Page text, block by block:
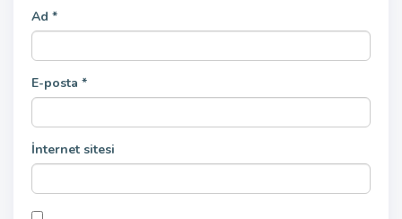
Ad *
E-posta *
İnternet sitesi